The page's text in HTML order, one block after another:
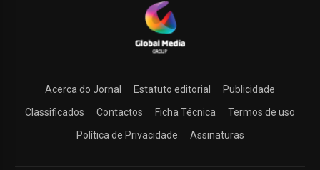
Acerca do Jornal Estatuto editorial
Publicidade
Classificados
Contactos Ficha Técnica
Termos de uso
Política de Privacidade
Assinaturas